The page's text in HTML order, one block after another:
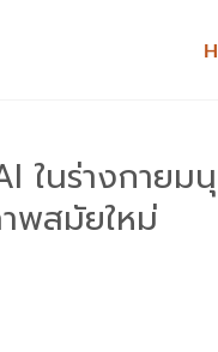
ในร่างกายม
พสมัยใหม่